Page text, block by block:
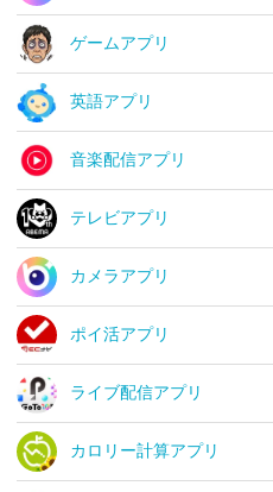
ゲームアプリ
英語アプリ
音楽配信アプリ
テレビアプリ
カメラアプリ
ポイ活アプリ
ライブ配信アプリ
カロリー計算アプリ